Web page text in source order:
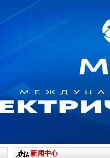
新闻中心